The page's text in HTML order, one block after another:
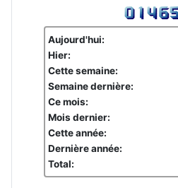
Aujourd'hui:
Hier:
Cette semaine:
Semaine dernière:
Ce mois:
Mois dernier:
Cette année:
Dernière année:
Total: